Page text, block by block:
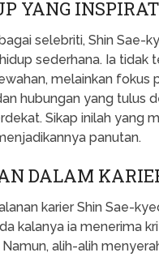
YANG
selebriti, Shin Sae-
sederhana. Ia tidak
melainkan fokus
hubungan yang tulus
Sikap inilah yang
panutan.
DALAM
karier Shin Sae-
kalanya ia menerima
alih-alih